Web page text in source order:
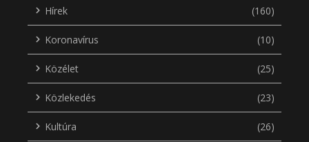
Hírek (160)
Koronavírus (10)
Közélet (25)
Közlekedés (23)
Kultúra (26)